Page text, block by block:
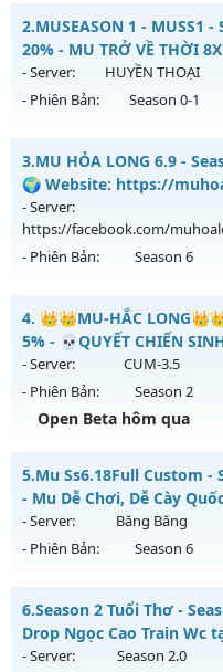
Mu mới ra tháng 07 2026 -
https://facebook.com/
29/07/2626
Kiểu reset: Non Reset
Thể loại: Mu Nguyên bản
Antihack: Xshiel
2.MUSEASON 1 - MUSS1
20% - MU TRỞ VỀ THỜI 8X
- Server: HUYỀN THOẠI
- Phiên Bản:
Season 0-1
MUSEASON 1 - MUSS1 -
Mu mới ra tháng 08 2026 -
15h ngày 06/08/2626
Exp: 220x - Drop: 20%
Thể loại: Mu Nguyên bản
Antihack: IGMU.DEV
3.MU HỎA LONG 6.9 -
🌍 Website: https://
- Server:
https://facebook.com/
- Phiên Bản: Season 6
MU HỎA LONG 6.9 - 🌍
Mu mới ra tháng 07 2026 -
https://facebook.com/
30/07/2626
Exp: 9999x - Drop: 99%
Thể loại: Mu Nguyên bản
Antihack: Xshiel
4. 👑👑MU-HẮC
5% - 💀QUYẾT CHIẾN
- Server: CUM-3.5
- Phiên Bản:
Season 2
Open Beta hôm qua
👑👑MU-HẮC LONG👑👑 -
Mu mới ra tháng 08 2026 -
ngày 07/08/2626
Exp: 200x - Drop: 5%
Thể loại: Mu Nguyên bản
Antihack: Sharkguard
5.Mu Ss6.18Full Custom -
- Mu Dễ Chơi, Dễ Cày
- Server: Băng Băng
- Phiên Bản:
Season 6
Mu Ss6.18Full Custom -
Mu mới ra tháng 08 2026 -
ngày 06/08/2626
6.Season 2 Tuổi Thơ -
Drop Ngọc Cao Train Wc
- Server: Season 2.0